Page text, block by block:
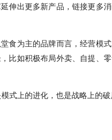
伸出更多新产品，链接更多
食为主的品牌而言，经营模
比如积极布局外卖、自提、
式上的进化，也是战略上的破